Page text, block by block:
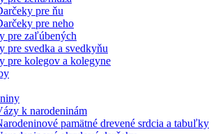
pre ňu
pre neho
pre zaľúbených
pre svedka a svedkyňu
pre kolegov a kolegyne
k narodeninám
pamätné drevené srdcia a tabuľky